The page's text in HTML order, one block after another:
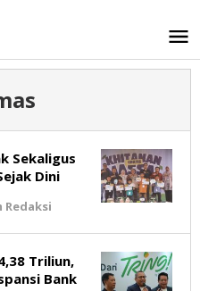
Sekaligus
Dini
Redaksi
Triliun,
Bank